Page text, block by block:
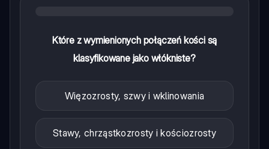
Które z wymienionych połączeń kości są
klasyfikowane jako włókniste?
Więzozrosty, szwy i wklinowania
Stawy, chrząstkozrosty i kościozrosty